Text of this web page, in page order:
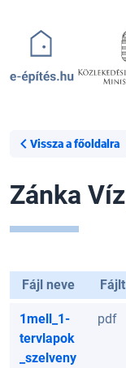
Vissza a főoldalra
Zánka
Fájl neve
1mell_1-
tervlapok
_szelveny
pdf